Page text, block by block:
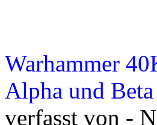
Warhammer
Alpha und Beta
verfasst von -